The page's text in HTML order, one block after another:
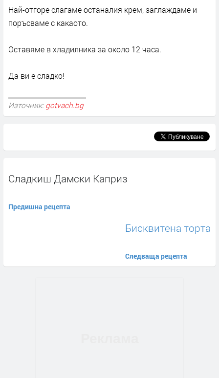
Най-отгоре слагаме останалия крем, заглаждаме и
поръсваме с какаото.
Оставяме в хладилника за около 12 часа.
Да ви е сладко!
Източник: gotvach.bg
Сладкиш Дамски Каприз
Предишна рецепта
Бисквитена торта
Следваща рецепта